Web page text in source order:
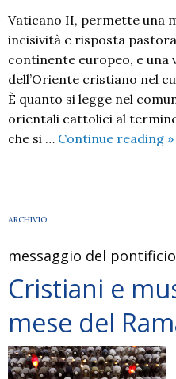
Vaticano II, permette una
incisività e risposta
continente europeo, e una
dell’Oriente cristiano nel
È quanto si legge nel
orientali cattolici al
che si … Continue reading Lo
»
ARCHIVIO
messaggio del
Cristiani e
mese del